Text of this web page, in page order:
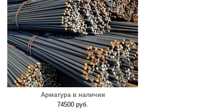
Арматура в наличии
74500 руб.